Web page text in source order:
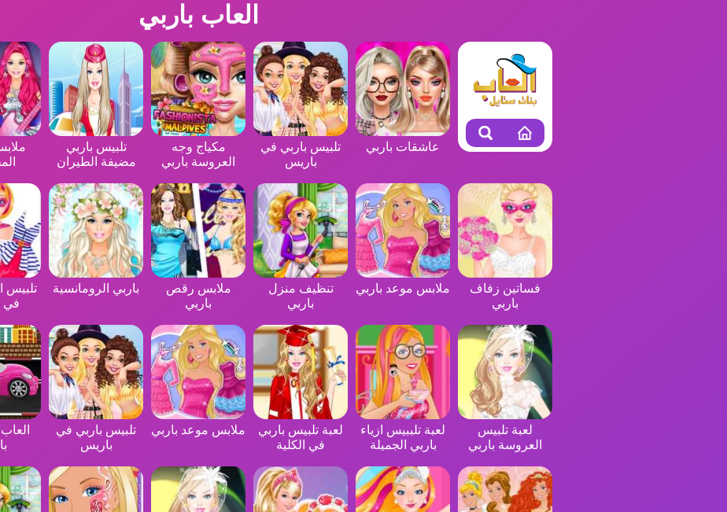
العاب باربي
عاشقات باربي
تلبيس باربي في
باريس
مكياج وجه
العروسة باربي
تلبيس باربي
مضيفة الطيران
فساتين زفاف
باربي
ملابس موعد باربي
تنظيف منزل
باربي
ملابس رقص
باربي
باربي الرومانسية
تلبيس
في
لعبة تلبيس
العروسة باربي
لعبة تلببيس ازياء
باربي الجميلة
لعبة تلبيس باربي
في الكلية
ملابس موعد باربي
تلبيس باربي في
باريس